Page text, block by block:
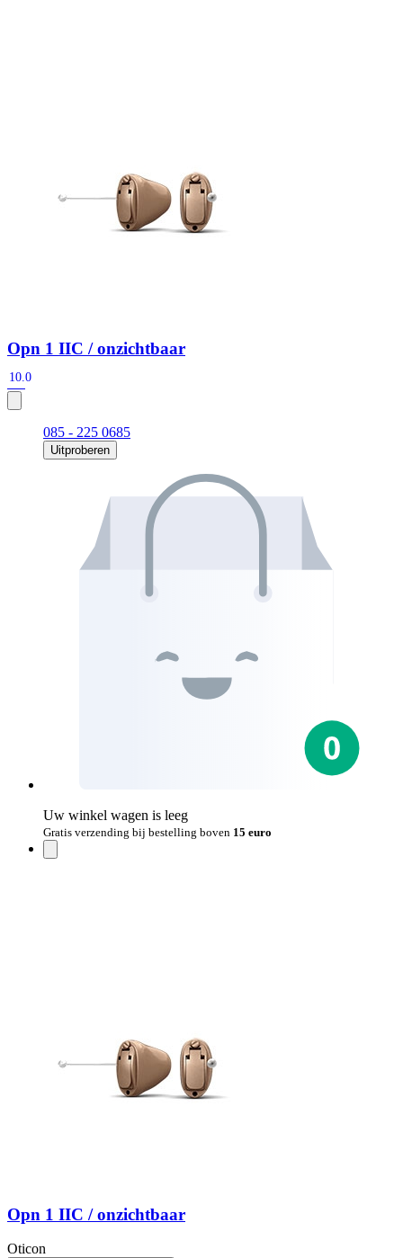
Signia Active Mini IX - Oplaadbaar
De Signia Active Mini IX is het nieuwste hoortoestel van Signia.
Opn 1 IIC / onzichtbaar
10.0
085 - 225 0685
Uitproberen
Uw winkel wagen is leeg
Gratis verzending bij bestelling boven 15 euro
Opn 1 IIC / onzichtbaar
Oticon